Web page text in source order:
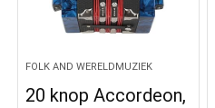
FOLK AND WERELDMUZIEK
20 knop Accordeon,